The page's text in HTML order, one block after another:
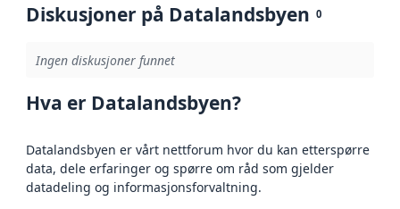
Diskusjoner på Datalandsbyen 0
Ingen diskusjoner funnet
Hva er Datalandsbyen?
Datalandsbyen er vårt nettforum hvor du kan etterspørre
data, dele erfaringer og spørre om råd som gjelder
datadeling og informasjonsforvaltning.